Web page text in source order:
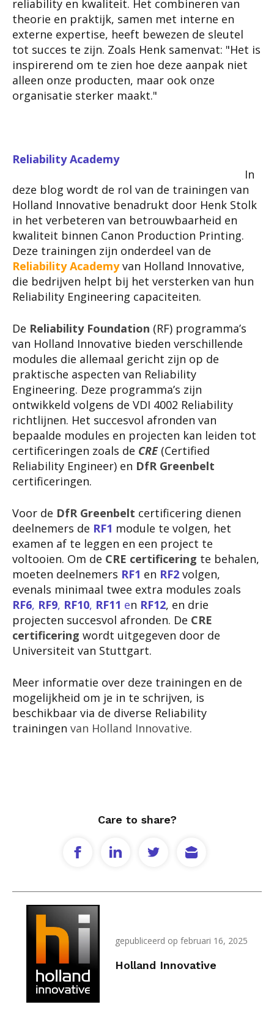
reliability en kwaliteit. Het combineren van
theorie en praktijk, samen met interne en
externe expertise, heeft bewezen de sleutel
tot succes te zijn. Zoals Henk samenvat: "Het is
inspirerend om te zien hoe deze aanpak niet
alleen onze producten, maar ook onze
organisatie sterker maakt."
Reliability Academy
In
deze blog wordt de rol van de trainingen van
Holland Innovative benadrukt door Henk Stolk
in het verbeteren van betrouwbaarheid en
kwaliteit binnen Canon Production Printing.
Deze trainingen zijn onderdeel van de
Reliability Academy van Holland Innovative,
die bedrijven helpt bij het versterken van hun
Reliability Engineering capaciteiten.
De Reliability Foundation (RF) programma’s
van Holland Innovative bieden verschillende
modules die allemaal gericht zijn op de
praktische aspecten van Reliability
Engineering. Deze programma’s zijn
ontwikkeld volgens de VDI 4002 Reliability
richtlijnen. Het succesvol afronden van
bepaalde modules en projecten kan leiden tot
certificeringen zoals de CRE (Certified
Reliability Engineer) en DfR Greenbelt
certificeringen.
Voor de DfR Greenbelt certificering dienen
deelnemers de RF1 module te volgen, het
examen af te leggen en een project te
voltooien. Om de CRE certificering te behalen,
moeten deelnemers RF1 en RF2 volgen,
evenals minimaal twee extra modules zoals
RF6, RF9, RF10, RF11 en RF12, en drie
projecten succesvol afronden. De CRE
certificering wordt uitgegeven door de
Universiteit van Stuttgart.
Meer informatie over deze trainingen en de
mogelijkheid om je in te schrijven, is
beschikbaar via de diverse Reliability
trainingen van Holland Innovative.
Care to share?
gepubliceerd op februari 16, 2025
Holland Innovative